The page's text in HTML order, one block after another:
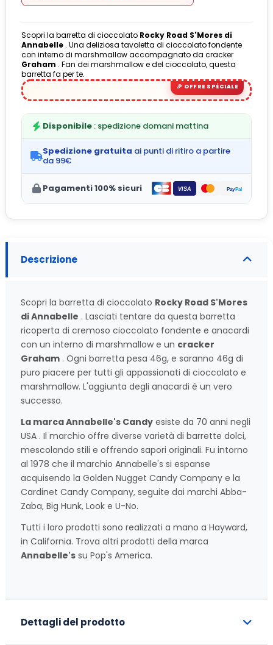
(3 avis)
Scopri la barretta di cioccolato Rocky Road S'Mores di
Annabelle . Una deliziosa tavoletta di cioccolato fondente
con interno di marshmallow accompagnato da cracker
Graham . Fan dei marshmallow e del cioccolato, questa
barretta fa per te.
Disponibile : spedizione domani mattina
Spedizione gratuita ai punti di ritiro a partire
da 99€
Pagamenti 100% sicuri
Descrizione
Scopri la barretta di cioccolato Rocky Road S'Mores
di Annabelle . Lasciati tentare da questa barretta
ricoperta di cremoso cioccolato fondente e anacardi
con un interno di marshmallow e un cracker
Graham . Ogni barretta pesa 46g, e saranno 46g di
puro piacere per tutti gli appassionati di cioccolato e
marshmallow. L'aggiunta degli anacardi è un vero
successo.
La marca Annabelle's Candy esiste da 70 anni negli
USA . Il marchio offre diverse varietà di barrette dolci,
mescolando stili e offrendo sapori originali. Fu intorno
al 1978 che il marchio Annabelle's si espanse
acquisendo la Golden Nugget Candy Company e la
Cardinet Candy Company, seguite dai marchi Abba-
Zaba, Big Hunk, Look e U-No.
Tutti i loro prodotti sono realizzati a mano a Hayward,
in California. Trova altri prodotti della marca
Annabelle's su Pop's America.
Dettagli del prodotto